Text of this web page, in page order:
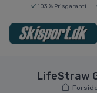
103 % Prisgaranti
LifeStraw